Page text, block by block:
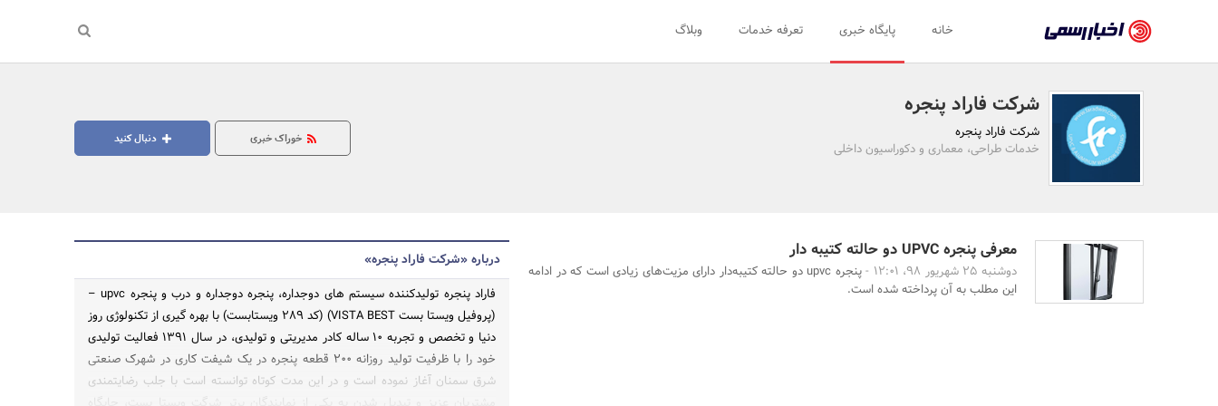
رسمی
اخبار
تایید
سازمان‌ها
روابط
خانه پایگاه خبری تعرفه خدمات وبلاگ
جستجو
شرکت فاراد پنجره
شرکت فاراد پنجره
خدمات طراحی، معماری و دکوراسیون داخلی
دنبال کنید خوراک خبری
معرفی پنجره UPVC دو حالته کتیبه دار
دوشنبه 25 شهریور 98، 12:01 -
پنجره upvc دو حالته کتیبه‌دار دارای مزیت‌های زیادی است که در ادامه
این مطلب به آن پرداخته شده است.
درباره «شرکت فاراد پنجره»
فاراد پنجره تولیدکننده سیستم های دوجداره، پنجره دوجداره و درب و پنجره upvc –
(پروفیل ویستا بست VISTA BEST) (کد ۲۸۹ ویستابست) با بهره گیری از تکنولوژی روز
دنیا و تخصص و تجربه ۱۰ ساله کادر مدیریتی و تولیدی، در سال ۱۳۹۱ فعالیت تولیدی
خود را با ظرفیت تولید روزانه ۲۰۰ قطعه پنجره در یک شیفت کاری در شهرک صنعتی
شرق سمنان آغاز نموده است و در این مدت کوتاه توانسته است با جلب رضایتمندی